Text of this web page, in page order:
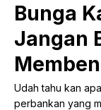
Bunga
Jangan
Udah tahu kan
perbankan yang